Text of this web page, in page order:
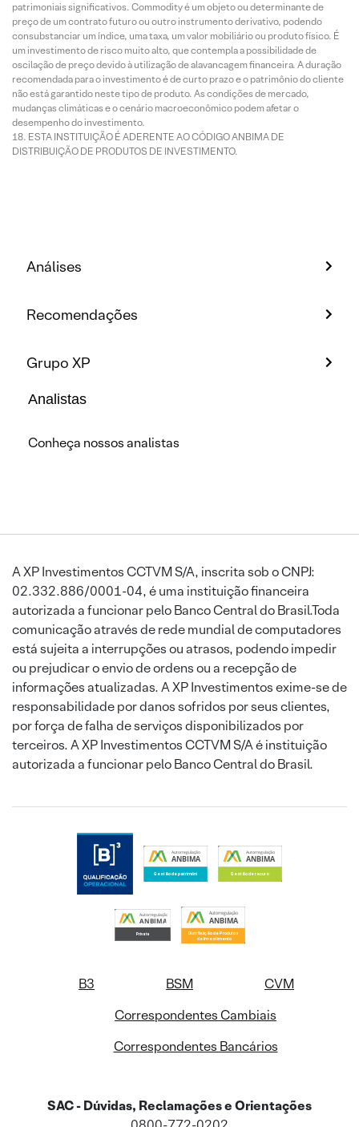
patrimoniais significativos. Commodity é um objeto ou determinante de
preço de um contrato futuro ou outro instrumento derivativo, podendo
consubstanciar um índice, uma taxa, um valor mobiliário ou produto físico. É
um investimento de risco muito alto, que contempla a possibilidade de
oscilação de preço devido à utilização de alavancagem financeira. A duração
recomendada para o investimento é de curto prazo e o patrimônio do cliente
não está garantido neste tipo de produto. As condições de mercado,
mudanças climáticas e o cenário macroeconômico podem afetar o
desempenho do investimento.
ESTA INSTITUIÇÃO É ADERENTE AO CÓDIGO ANBIMA DE
DISTRIBUIÇÃO DE PRODUTOS DE INVESTIMENTO.
Análises
Recomendações
Grupo XP
Analistas
Conheça nossos analistas
A XP Investimentos CCTVM S/A, inscrita sob o CNPJ:
02.332.886/0001-04, é uma instituição financeira
autorizada a funcionar pelo Banco Central do Brasil.Toda
comunicação através de rede mundial de computadores
está sujeita a interrupções ou atrasos, podendo impedir
ou prejudicar o envio de ordens ou a recepção de
informações atualizadas. A XP Investimentos exime-se de
responsabilidade por danos sofridos por seus clientes,
por força de falha de serviços disponibilizados por
terceiros. A XP Investimentos CCTVM S/A é instituição
autorizada a funcionar pelo Banco Central do Brasil.
B3 BSM
CVM
Correspondentes Cambiais
Correspondentes Bancários
SAC - Dúvidas, Reclamações e Orientações